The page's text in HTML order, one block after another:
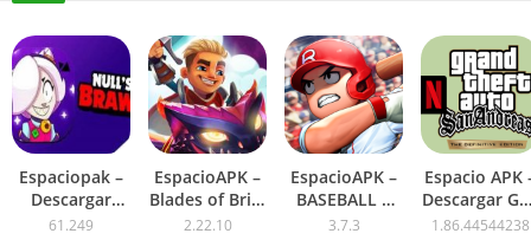
Espaciopak –
Descargar
Nulls Brawl
61.249
EspacioAPK –
Blades of Brim
Mod APK
2.22.10
EspacioAPK –
BASEBALL 9
APK Mod
3.7.3
Espacio APK
Descargar
San Andreas
1.86.44544238